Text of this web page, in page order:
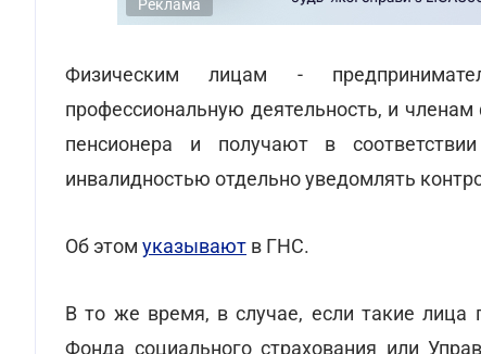
Реклама
Физическим лицам -
профессиональную деятельность, и
пенсионера и получают в
инвалидностью отдельно уведомлять
Об этом указывают в ГНС.
В то же время, в случае, если такие лица
Фонда социального страхования или